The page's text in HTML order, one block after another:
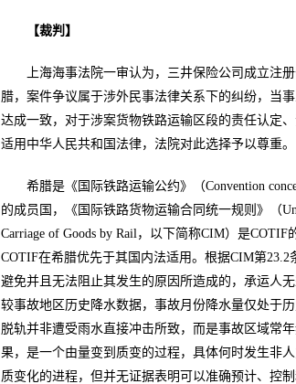
【裁判】
上海海事法院一审认为，三井保险公司成立注
腊，案件争议属于涉外民事法律关系下的纠纷，当
达成一致，对于涉案货物铁路运输区段的责任认定
适用中华人民共和国法律，法院对此选择予以尊重。
希腊是《国际铁路运输公约》（Convention
的成员国，《国际铁路货物运输合同统一规则》（
Carriage of Goods by Rail，以下简称CIM）是
COTIF在希腊优先于其国内法适用。根据CIM第
避免并且无法阻止其发生的原因所造成的，承运人
较事故地区历史降水数据，事故月份降水量仅处于
脱轨并非遭受雨水直接冲击所致，而是事故区域常
果，是一个由量变到质变的过程，具体何时发生非
质变化的进程，但并无证据表明可以准确预计、控